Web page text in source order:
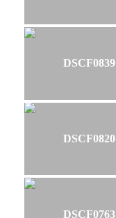
DSCF0839
DSCF0820
DSCF0763